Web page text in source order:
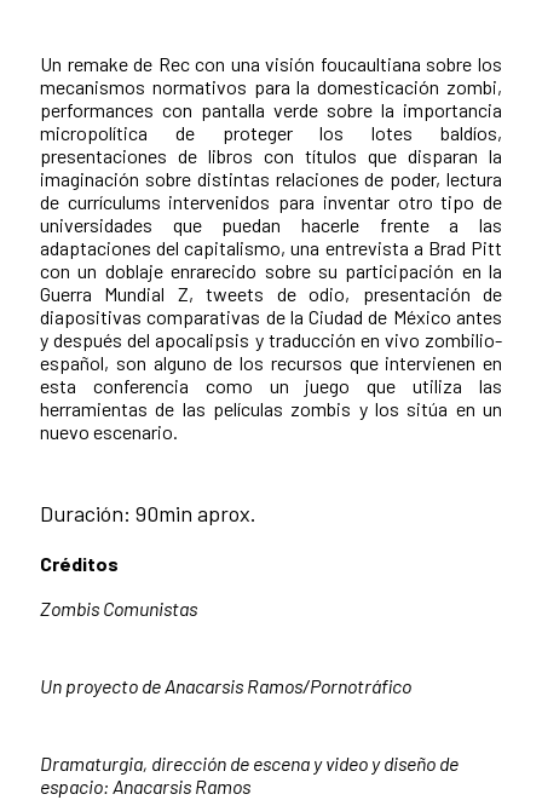
Un remake de Rec con una visión foucaultiana sobre los
mecanismos normativos para la domesticación zombi,
performances con pantalla verde sobre la importancia
micropolítica de proteger los lotes baldíos,
presentaciones de libros con títulos que disparan la
imaginación sobre distintas relaciones de poder, lectura
de currículums intervenidos para inventar otro tipo de
universidades que puedan hacerle frente a las
adaptaciones del capitalismo, una entrevista a Brad Pitt
con un doblaje enrarecido sobre su participación en la
Guerra Mundial Z, tweets de odio, presentación de
diapositivas comparativas de la Ciudad de México antes
y después del apocalipsis y traducción en vivo zombilio-
español, son alguno de los recursos que intervienen en
esta conferencia como un juego que utiliza las
herramientas de las películas zombis y los sitúa en un
nuevo escenario.
Duración: 90min aprox.
Créditos
Zombis Comunistas
Un proyecto de Anacarsis Ramos/Pornotráfico
Dramaturgia, dirección de escena y video y diseño de
espacio: Anacarsis Ramos